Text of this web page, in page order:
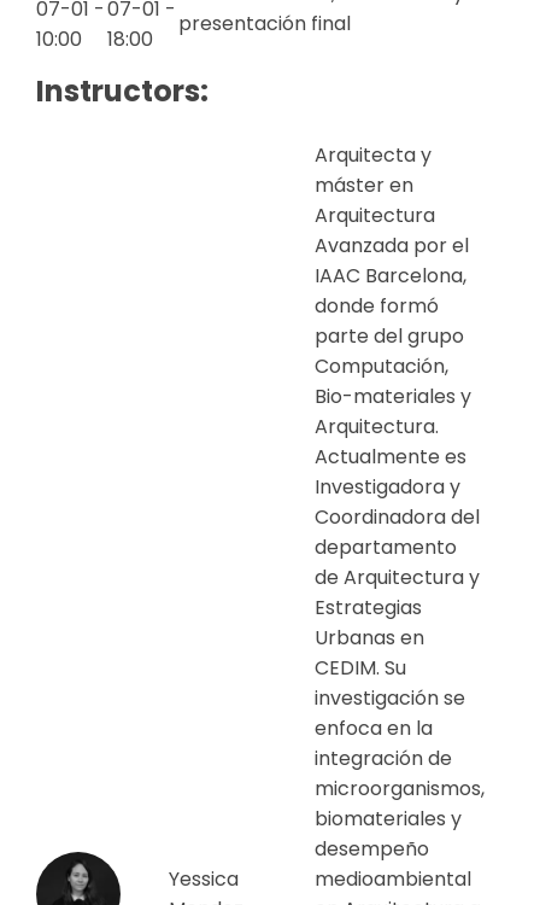
07-01 -
10:00
07-01 -
18:00
presentación final
Instructors:
Yessica
Arquitecta y
máster en
Arquitectura
Avanzada por el
IAAC Barcelona,
donde formó
parte del grupo
Computación,
Bio-materiales y
Arquitectura.
Actualmente es
Investigadora y
Coordinadora del
departamento
de Arquitectura y
Estrategias
Urbanas en
CEDIM. Su
investigación se
enfoca en la
integración de
microorganismos,
biomateriales y
desempeño
medioambiental